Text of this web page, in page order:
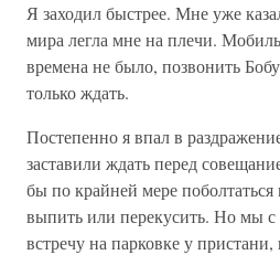
Я заходил быстрее. Мне уже
мира легла мне на плечи.
времена не было, позвонить
только ждать.
Постепенно я впал в
заставили ждать перед
бы по крайней мере поболтаться
выпить или перекусить. Но мы с
встречу на парковке у